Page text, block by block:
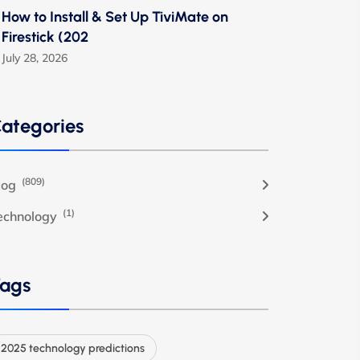
How to Install & Set Up TiviMate on
Firestick (202
July 28, 2026
(809)
(1)
2025 technology predictions